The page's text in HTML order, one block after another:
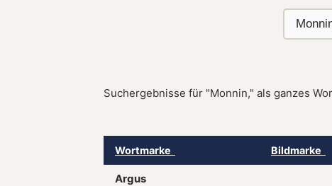
Suchergebnisse für "Monnin," als ganzes
Wortmarke Bildmarke
Argus